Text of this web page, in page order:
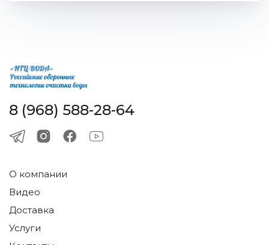
8 (968) 588-28-64
О компании
Видео
Доставка
Услуги